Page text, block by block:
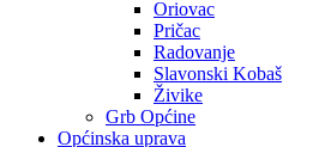
Oriovac
Pričac
Radovanje
Slavonski Kobaš
Živike
Grb Općine
Općinska uprava